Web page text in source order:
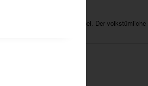
Darstellung Jesu im Tempel. Der volkstümliche